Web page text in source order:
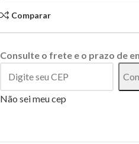
Comparar
Consulte o frete e o prazo de
Não sei meu cep